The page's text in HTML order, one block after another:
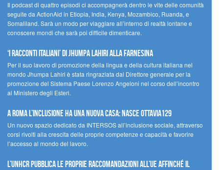
Il podcast di quattro episodi ci accompagnerà dentro le vite delle comunità
seguite da ActionAid in Etiopia, India, Kenya, Mozambico, Ruanda, e
Somaliland. Sarà un modo per viaggiare all’interno di realtà lontane e
conoscere mondi che sarà poi difficile dimenticare.
‘I racconti italiani’ di Jhumpa Lahiri alla Farnesina
Per il suo lavoro di promozione della lingua e della cultura italiana nel
mondo Jhumpa Lahiri è stata ringraziata dal Direttore generale per la
promozione del Sistema Paese Lorenzo Angeloni nel corso dell’incontro
al Ministero degli Esteri.
A Roma l’inclusione ha una nuova casa: nasce Ottavia129
Un nuovo spazio dedicato da INTERSOS all’inclusione sociale, attraverso
corsi rivolti alla crescita delle proprie competenze e capacità e favorire
l’accesso al mondo del lavoro.
L’UNHCR pubblica le proprie raccomandazioni all’UE affinché il